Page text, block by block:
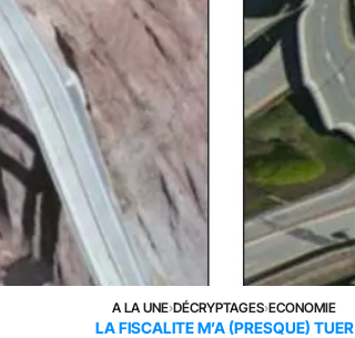
A LA UNE›DÉCRYPTAGES›ECONOMIE
LA FISCALITE M’A (PRESQUE) TUER